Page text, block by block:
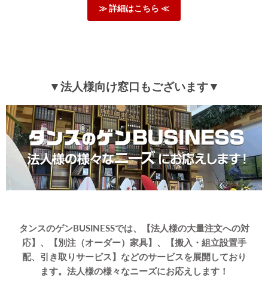
また、お気に召していただけたようで何よりです。
またのご利用、心よりお待ちしております。
13kgの柴犬用に購入しました！大きさとしては、身長も体重も
大きめな柴が余裕で寝転がれる位のサイズです！以前、他店で
15kg以内のペットカートを買ったのですが、屋根の部分が低く
て頭が出てしまっていたので、こちらを購入しました！高齢に
なってからも使えそうで嬉しいです！
>>タンスのゲンが返信しました
この度は、タンスのゲンをご利用いただき誠にありがとう
≫ 詳細はこちら ≪
▼法人様向け窓口もございます▼
タンスのゲンBUSINESSでは、【法人様の大量注文への対
応】、【別注（オーダー）家具】、【搬入・組立設置手
配、引き取りサービス】などのサービスを展開しており
ます。法人様の様々なニーズにお応えします！